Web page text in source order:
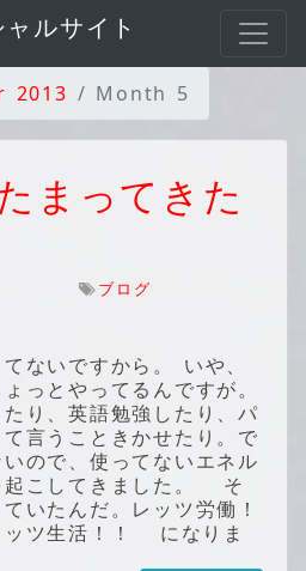
ルサイト
2013 Month 5
まってきた
ブログ
ないですから。 いや、
っとやってるんですが。
り、英語勉強したり、パ
言うこときかせたり。で
ので、使ってないエネル
起こしてきました。 そ
いたんだ。レッツ労働！
ッツ生活！！ になりま